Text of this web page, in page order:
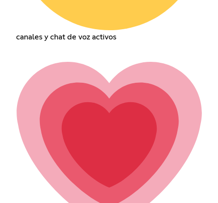
canales y chat de voz activos